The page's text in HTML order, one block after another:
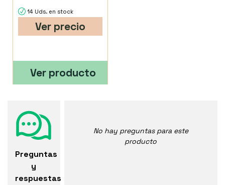
14 Uds. en stock
Ver precio
Ver producto
Preguntas
y
respuestas
No hay preguntas para este
producto